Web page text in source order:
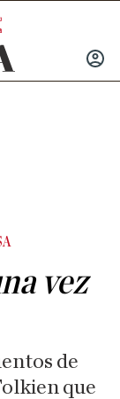
INICIAR
vez
de
que